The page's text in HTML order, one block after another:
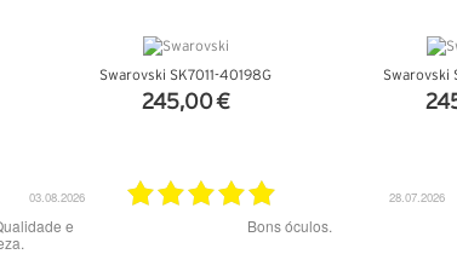
Swarovski SK7011-40198G
245,00 €
Swarovski
Excelente serviço.
Muito